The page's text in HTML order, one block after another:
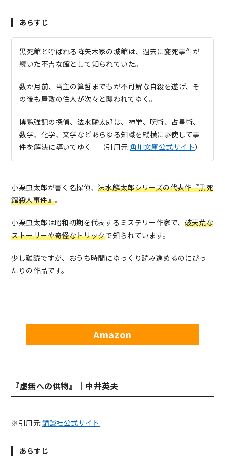
あらすじ
黒死館と呼ばれる降矢木家の城館は、過去に変死事件が
続いた不吉な館として知られていた。
数か月前、当主の算哲までもが不可解な自殺を遂げ、そ
の後も屋敷の住人が次々と襲われてゆく。
博覧強記の探偵、法水麟太郎は、神学、呪術、占星術、
数学、化学、文学などあらゆる知識を縦横に駆使して事
件を解決に導いてゆく―（引用元:角川文庫公式サイト）
小栗虫太郎が書く名探偵、法水麟太郎シリーズの代表作『黒死
館殺人事件』。
小栗虫太郎は昭和初期を代表するミステリー作家で、 破天荒な
ストーリーや奇怪なトリックで知られています。
少し難読ですが、おうち時間にゆっくり読み進めるのにぴっ
たりの作品です。
Amazon
『虚無への供物』｜中井英夫
※引用元:講談社公式サイト
あらすじ